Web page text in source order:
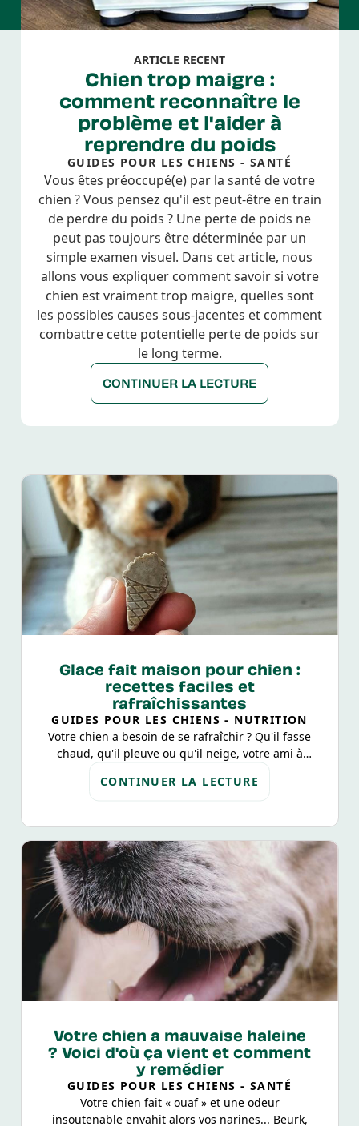
ARTICLE RECENT
Chien trop maigre :
comment reconnaître le
problème et l'aider à
reprendre du poids
GUIDES POUR LES CHIENS - SANTÉ
Vous êtes préoccupé(e) par la santé de votre
chien ? Vous pensez qu'il est peut-être en train
de perdre du poids ? Une perte de poids ne
peut pas toujours être déterminée par un
simple examen visuel. Dans cet article, nous
allons vous expliquer comment savoir si votre
chien est vraiment trop maigre, quelles sont
les possibles causes sous-jacentes et comment
combattre cette potentielle perte de poids sur
le long terme.
CONTINUER LA LECTURE
Glace fait maison pour chien :
recettes faciles et
rafraîchissantes
GUIDES POUR LES CHIENS - NUTRITION
Votre chien a besoin de se rafraîchir ? Qu'il fasse
chaud, qu'il pleuve ou qu'il neige, votre ami à
quatre pattes adorera notre glace pour chien à
faire soi-même. Découvrez ci-dessous comment
la préparer et de quels ingrédients et ustensiles
CONTINUER LA LECTURE
Votre chien a mauvaise haleine
? Voici d'où ça vient et comment
y remédier
GUIDES POUR LES CHIENS - SANTÉ
Votre chien fait « ouaf » et une odeur
insoutenable envahit alors vos narines... Beurk,